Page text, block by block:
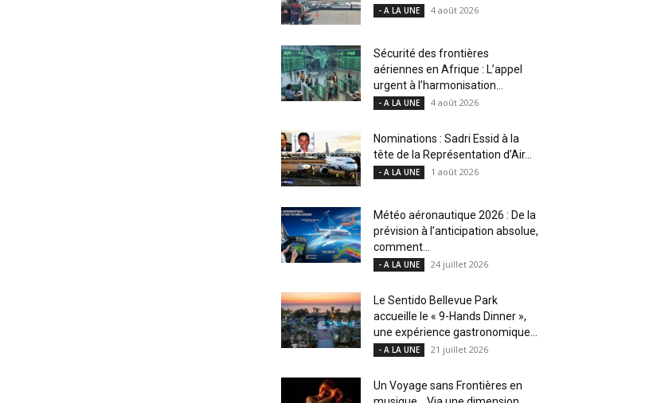
- A LA UNE 4 août 2026
Sécurité des frontières
aériennes en Afrique : L’appel
urgent à l’harmonisation...
- A LA UNE 4 août 2026
Nominations : Sadri Essid à la
tête de la Représentation d’Air...
- A LA UNE 1 août 2026
Météo aéronautique 2026 : De la
prévision à l’anticipation absolue,
comment...
- A LA UNE 24 juillet 2026
Le Sentido Bellevue Park
accueille le « 9-Hands Dinner »,
une expérience gastronomique...
- A LA UNE 21 juillet 2026
Un Voyage sans Frontières en